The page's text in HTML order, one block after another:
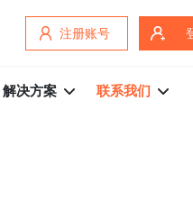
注册账号
解决方案 联系我们